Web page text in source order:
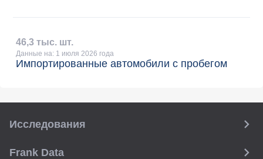
46,3 тыс. шт.
Данные на: 1 июля 2026 года
Импортированные автомобили с пробегом
Исследования
Frank Data